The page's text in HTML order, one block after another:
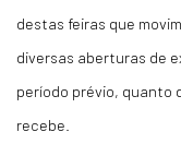
destas feiras que
diversas aberturas de
período prévio, quanto
recebe.